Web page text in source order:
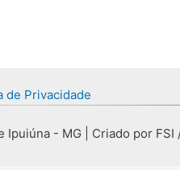
de Privacidade
- MG | Criado por FSI